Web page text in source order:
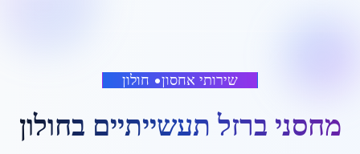
שירותי אחסון• חולון
מחסני ברזל תעשייתיים בחולון